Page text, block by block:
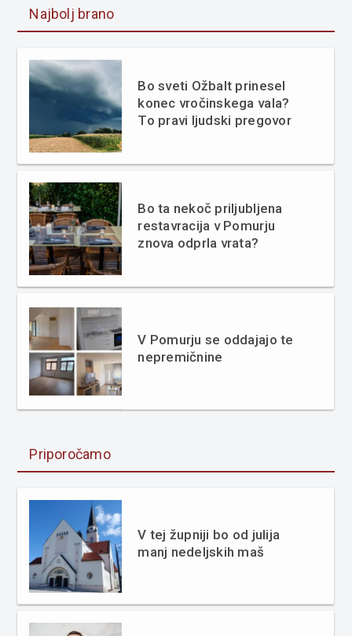
Najbolj brano
Bo sveti Ožbalt prinesel
konec vročinskega vala?
To pravi ljudski pregovor
Bo ta nekoč priljubljena
restavracija v Pomurju
znova odprla vrata?
V Pomurju se oddajajo te
nepremičnine
Priporočamo
V tej župniji bo od julija
manj nedeljskih maš